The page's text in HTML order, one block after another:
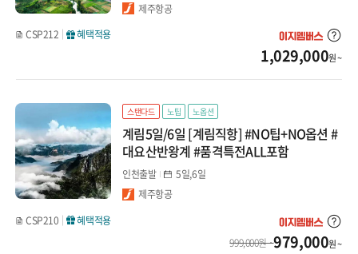
청도
대련/하얼빈/충칭/귀양
대련
하얼빈
충칭/귀양
제주항공
CSP212
혜택적용
1,029,000원 ~
스탠다드 노팁 노옵션
계림5일/6일 [계림직항] #NO팁+NO옵션 #
대요산반왕계 #품격특전ALL포함
인천출발
5일,6일
제주항공
CSP210
혜택적용
979,000원 ~
999,000원 ~